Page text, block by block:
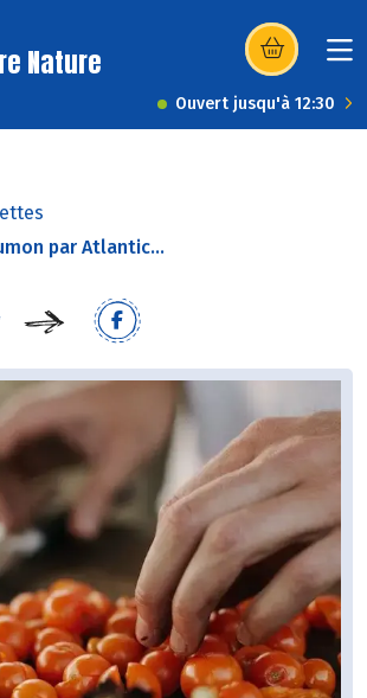
Nature (s’ouvre dans
Ouvert jusqu'à 12:30
par Atlantic...